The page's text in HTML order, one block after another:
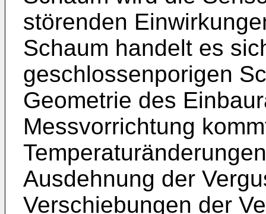
störenden
Schaum handelt es
geschlossenporigen
Geometrie des
Messvorrichtung
Ausdehnung der
Verschiebungen der